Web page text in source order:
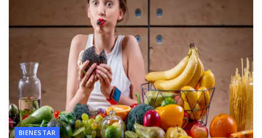
BIENESTAR